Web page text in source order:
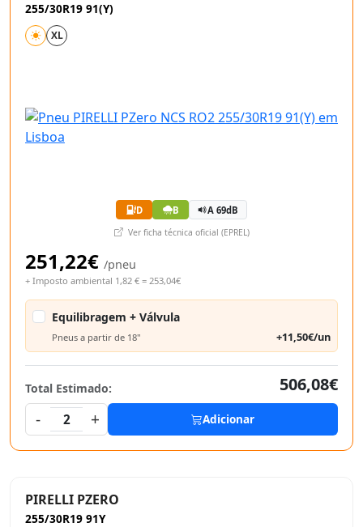
255/30R19 91(Y)
XL
D B A 69dB
Ver ficha técnica oficial (EPREL)
251,22€ /pneu
+ Imposto ambiental 1,82 € = 253,04€
Equilibragem + Válvula
Pneus a partir de 18" +11,50€/un
Total Estimado:
506,08€
-
2 + Adicionar
PIRELLI PZERO
255/30R19 91Y